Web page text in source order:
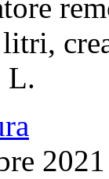
L.